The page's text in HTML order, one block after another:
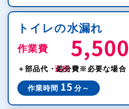
トイレの水漏れ
作業費 5,500
＋部品代・処分費※必要な場合
作業時間 15 分～